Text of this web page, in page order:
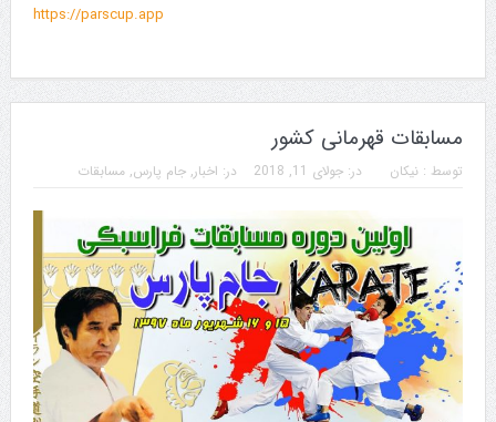
https://parscup.app
مسابقات قهرمانی کشور
توسط : نیکان در: جولای 11, 2018 در: اخبار, جام پارس, مسابقات